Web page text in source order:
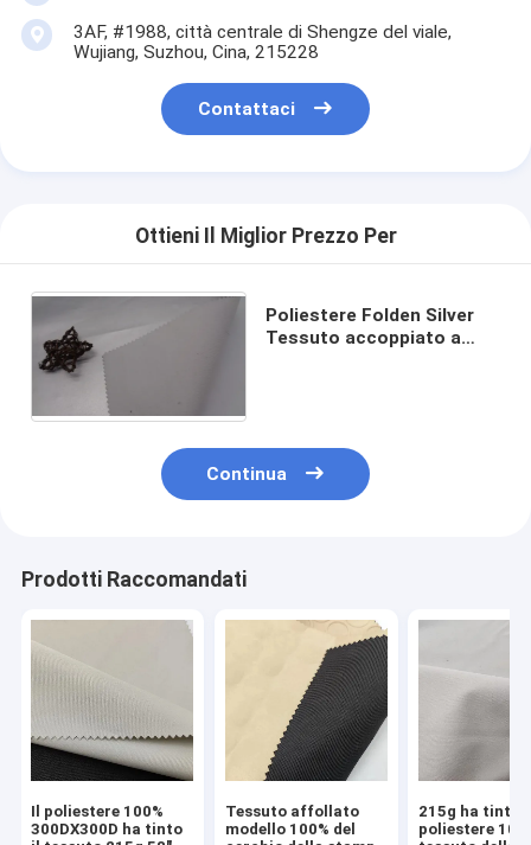
3AF, #1988, città centrale di Shengze del viale,
Wujiang, Suzhou, Cina, 215228
Contattaci
Ottieni Il Miglior Prezzo Per
Poliestere Folden Silver
Tessuto accoppiato a
Continua
Prodotti Raccomandati
Il poliestere 100%
300DX300D ha tinto
Tessuto affollato
modello 100% del
215g ha tinto
poliestere